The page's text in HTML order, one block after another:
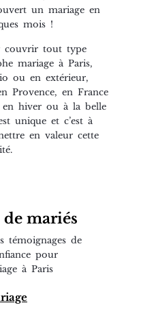
un mariage en
mois !
couvrir tout type
mariage à Paris,
ou en extérieur,
Provence, en France
en hiver ou à la belle
unique et c’est à
en valeur cette
de mariés
témoignages de
pour
à Paris